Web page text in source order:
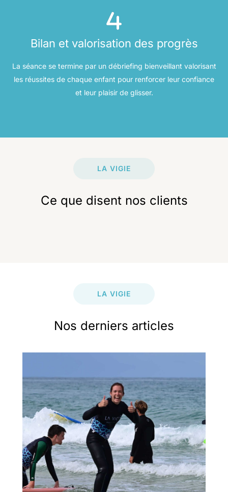
Bilan et valorisation des progrès
La séance se termine par un débriefing bienveillant valorisant
les réussites de chaque enfant pour renforcer leur confiance
et leur plaisir de glisser.
LA VIGIE
Ce que disent nos clients
LA VIGIE
Nos derniers articles